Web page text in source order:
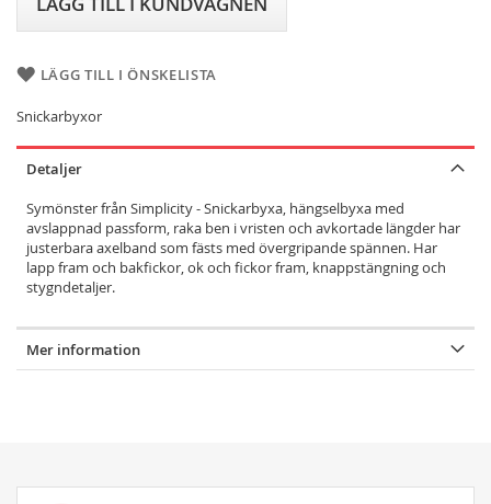
LÄGG TILL I ÖNSKELISTA
Snickarbyxor
Detaljer
Symönster från Simplicity - Snickarbyxa, hängselbyxa med
avslappnad passform, raka ben i vristen och avkortade längder har
justerbara axelband som fästs med övergripande spännen. Har
lapp fram och bakfickor, ok och fickor fram, knappstängning och
stygndetaljer.
Mer information